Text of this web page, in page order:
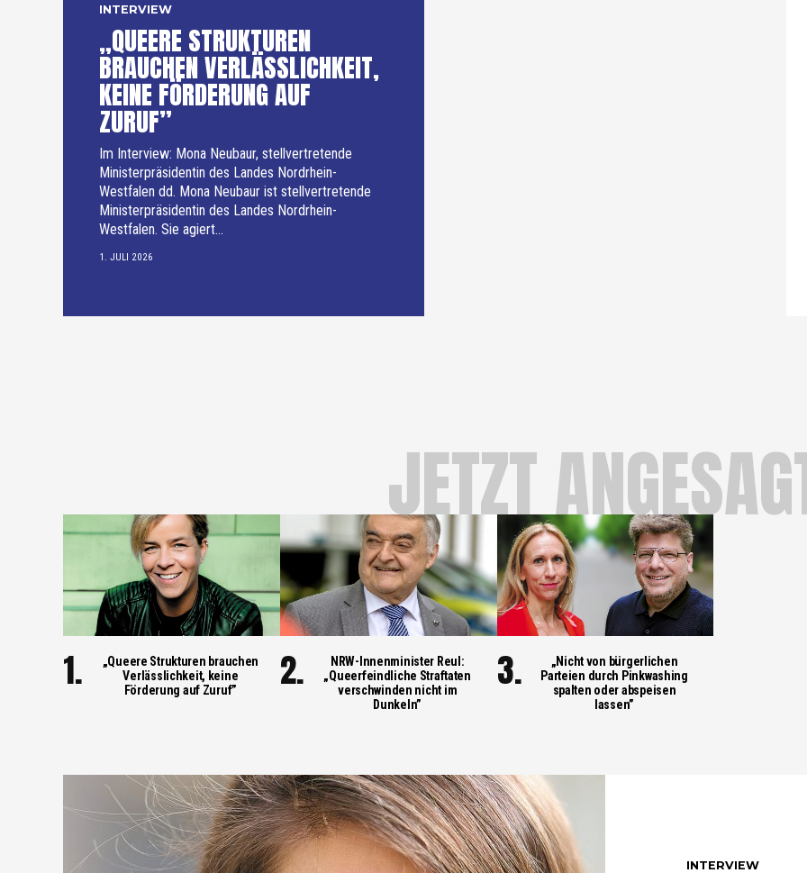
INTERVIEW
„QUEERE STRUKTUREN
BRAUCHEN VERLÄSSLICHKEIT,
KEINE FÖRDERUNG AUF
ZURUF”
Im Interview: Mona Neubaur, stellvertretende
Ministerpräsidentin des Landes Nordrhein-
Westfalen dd. Mona Neubaur ist stellvertretende
Ministerpräsidentin des Landes Nordrhein-
Westfalen. Sie agiert...
1. JULI 2026
JETZT
„Queere Strukturen brauchen
Verlässlichkeit, keine
Förderung auf Zuruf”
NRW-Innenminister Reul:
„Queerfeindliche Straftaten
verschwinden nicht im
Dunkeln”
„Nicht von bürgerlichen
Parteien durch Pinkwashing
spalten oder abspeisen
lassen”
INTERVIEW